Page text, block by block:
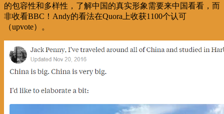
的包容性和多样性，了解中国的真实形象需要来中国看看，而
非收看BBC！Andy的看法在Quora上收获1100个认可
（upvote）。